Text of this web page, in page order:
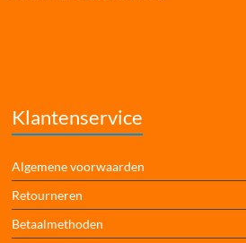
Klantenservice
Algemene voorwaarden
Retourneren
Betaalmethoden